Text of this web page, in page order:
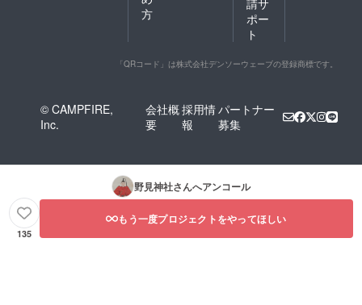
方
請サ
ポー
ト
「QRコード」は株式会社デンソーウェーブの登録商標です。
© CAMPFIRE,
Inc.
会社概
要
採用情
報
パートナー
募集
野見神社さんへアンコール
135
もう一度プロジェクトをやってほしい